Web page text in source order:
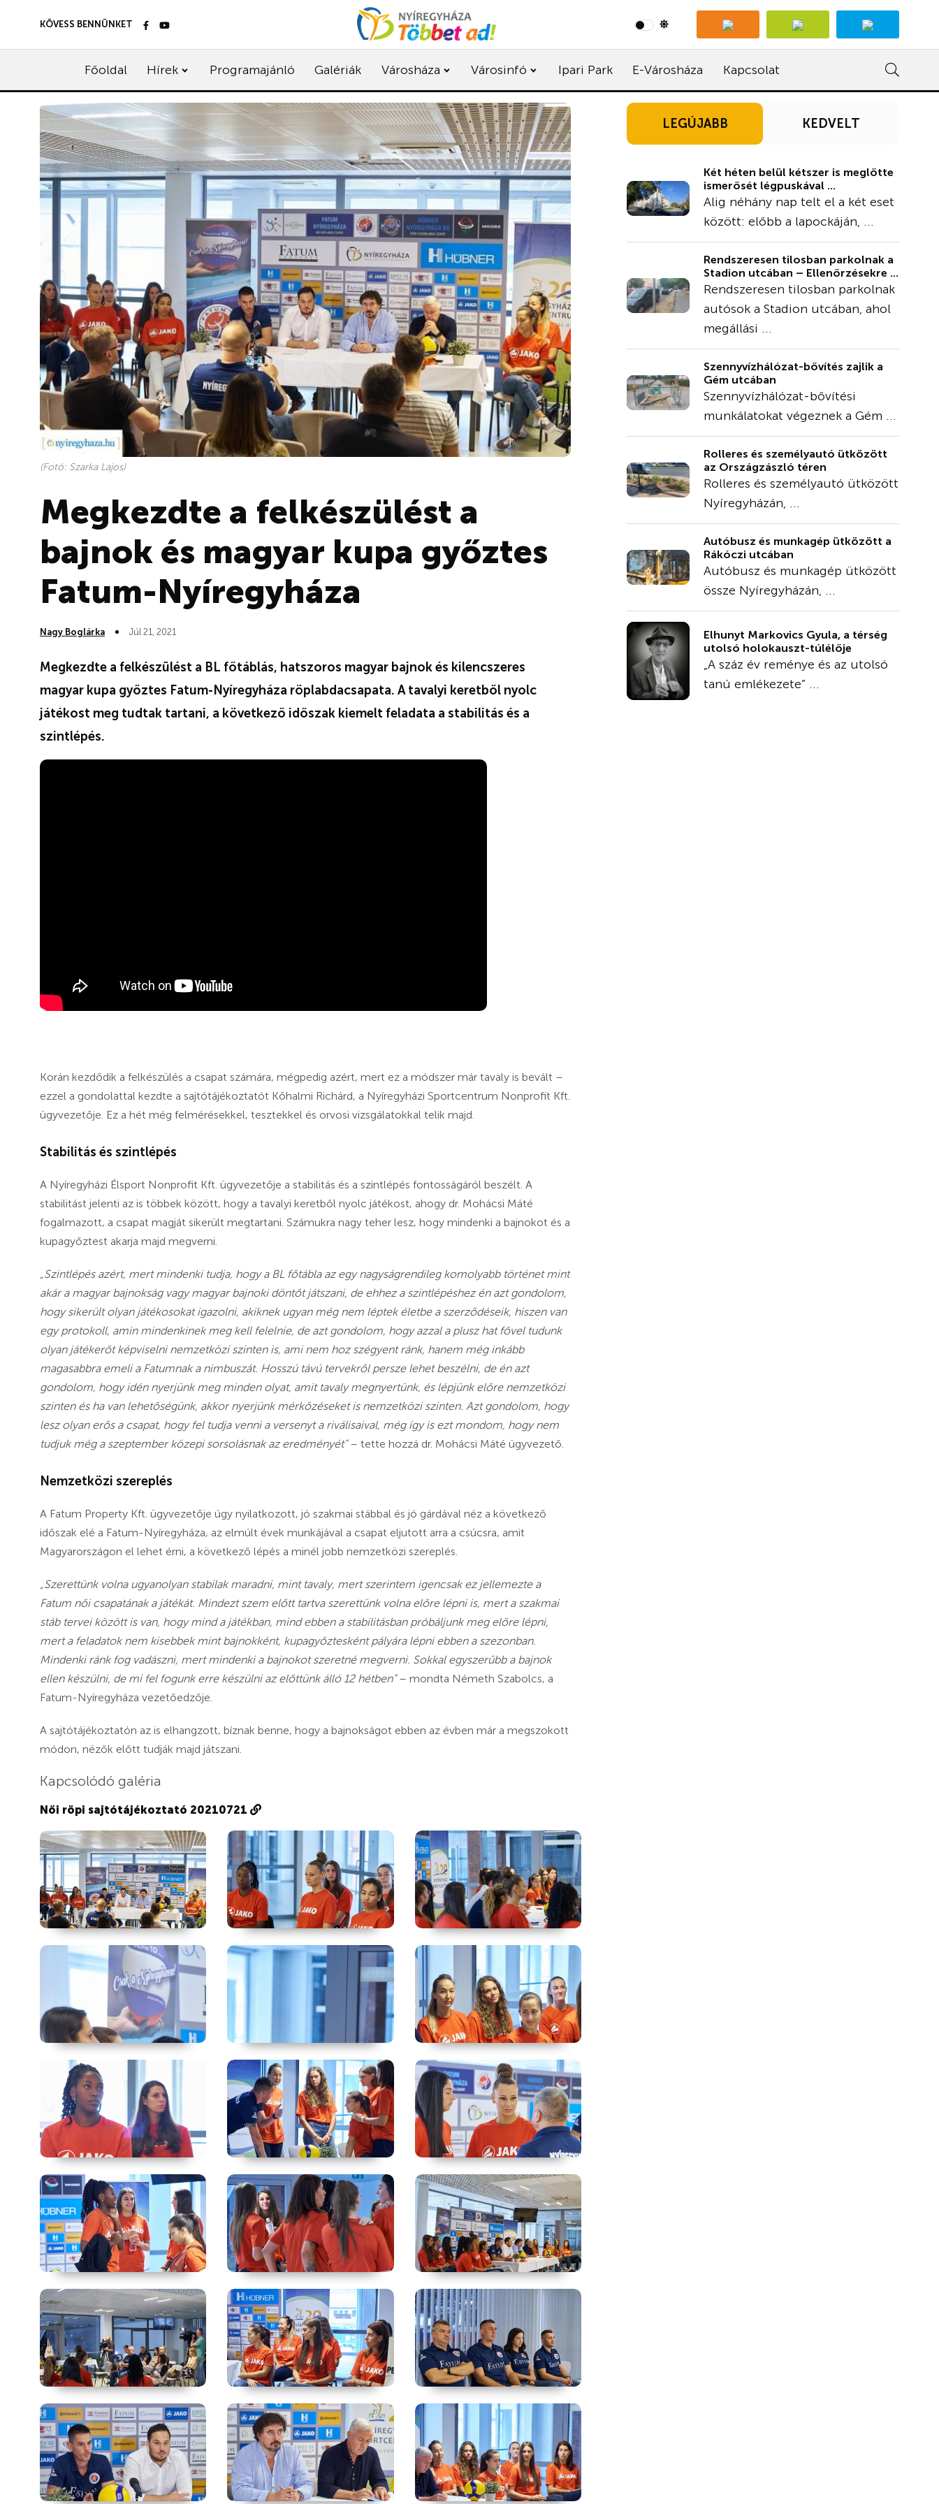
KÖVESS BENNÜNKET
Főoldal Hírek Programajánló Galériák Városháza Városinfó Ipari Park E-Városháza Kapcsolat
(Fotó: Szarka Lajos)
Megkezdte a felkészülést a
bajnok és magyar kupa győztes
Fatum-Nyíregyháza
Nagy Boglárka Júl 21, 2021
Megkezdte a felkészülést a BL főtáblás, hatszoros magyar bajnok és kilencszeres
magyar kupa győztes Fatum-Nyíregyháza röplabdacsapata. A tavalyi keretből nyolc
játékost meg tudtak tartani, a következő időszak kiemelt feladata a stabilitás és a
szintlépés.
Korán kezdődik a felkészülés a csapat számára, mégpedig azért, mert ez a módszer már tavaly is bevált –
ezzel a gondolattal kezdte a sajtótájékoztatót Kőhalmi Richárd, a Nyíregyházi Sportcentrum Nonprofit Kft.
ügyvezetője. Ez a hét még felmérésekkel, tesztekkel és orvosi vizsgálatokkal telik majd.
Stabilitás és szintlépés
A Nyíregyházi Élsport Nonprofit Kft. ügyvezetője a stabilitás és a szintlépés fontosságáról beszélt. A
stabilitást jelenti az is többek között, hogy a tavalyi keretből nyolc játékost, ahogy dr. Mohácsi Máté
fogalmazott, a csapat magját sikerült megtartani. Számukra nagy teher lesz, hogy mindenki a bajnokot és a
kupagyőztest akarja majd megverni.
„Szintlépés azért, mert mindenki tudja, hogy a BL főtábla az egy nagyságrendileg komolyabb történet mint
akár a magyar bajnokság vagy magyar bajnoki döntőt játszani, de ehhez a szintlépéshez én azt gondolom,
hogy sikerült olyan játékosokat igazolni, akiknek ugyan még nem léptek életbe a szerződéseik, hiszen van
egy protokoll, amin mindenkinek meg kell felelnie, de azt gondolom, hogy azzal a plusz hat fővel tudunk
olyan játékerőt képviselni nemzetközi szinten is, ami nem hoz szégyent ránk, hanem még inkább
magasabbra emeli a Fatumnak a nimbuszát. Hosszú távú tervekről persze lehet beszélni, de én azt
gondolom, hogy idén nyerjünk meg minden olyat, amit tavaly megnyertünk, és lépjünk előre nemzetközi
szinten és ha van lehetőségünk, akkor nyerjünk mérkőzéseket is nemzetközi szinten. Azt gondolom, hogy
lesz olyan erős a csapat, hogy fel tudja venni a versenyt a riválisaival, még így is ezt mondom, hogy nem
tudjuk még a szeptember közepi sorsolásnak az eredményét”– tette hozzá dr. Mohácsi Máté ügyvezető.
Nemzetközi szereplés
A Fatum Property Kft. ügyvezetője úgy nyilatkozott, jó szakmai stábbal és jó gárdával néz a következő
időszak elé a Fatum-Nyíregyháza, az elmúlt évek munkájával a csapat eljutott arra a csúcsra, amit
Magyarországon el lehet érni, a következő lépés a minél jobb nemzetközi szereplés.
„Szerettünk volna ugyanolyan stabilak maradni, mint tavaly, mert szerintem igencsak ez jellemezte a
Fatum női csapatának a játékát. Mindezt szem előtt tartva szerettünk volna előre lépni is, mert a szakmai
stáb tervei között is van, hogy mind a játékban, mind ebben a stabilitásban próbáljunk meg előre lépni,
mert a feladatok nem kisebbek mint bajnokként, kupagyőztesként pályára lépni ebben a szezonban.
Mindenki ránk fog vadászni, mert mindenki a bajnokot szeretné megverni. Sokkal egyszerűbb a bajnok
ellen készülni, de mi fel fogunk erre készülni az előttünk álló 12 hétben”– mondta Németh Szabolcs, a
Fatum-Nyíregyháza vezetőedzője.
A sajtótájékoztatón az is elhangzott, bíznak benne, hogy a bajnokságot ebben az évben már a megszokott
módon, nézők előtt tudják majd játszani.
Kapcsolódó galéria
Női röpi sajtótájékoztató 20210721
LEGÚJABB KEDVELT
Két héten belül kétszer is meglőtte
ismerősét légpuskával ...
Alig néhány nap telt el a két eset
között: előbb a lapockáján, ...
Rendszeresen tilosban parkolnak a
Stadion utcában – Ellenőrzésekre ...
Rendszeresen tilosban parkolnak
autósok a Stadion utcában, ahol
megállási ...
Szennyvízhálózat-bővítés zajlik a
Gém utcában
Szennyvízhálózat-bővítési
munkálatokat végeznek a Gém ...
Rolleres és személyautó ütközött
az Országzászló téren
Rolleres és személyautó ütközött
Nyíregyházán, ...
Autóbusz és munkagép ütközött a
Rákóczi utcában
Autóbusz és munkagép ütközött
össze Nyíregyházán, ...
Elhunyt Markovics Gyula, a térség
utolsó holokauszt-túlélője
„A száz év reménye és az utolsó
tanú emlékezete” ...